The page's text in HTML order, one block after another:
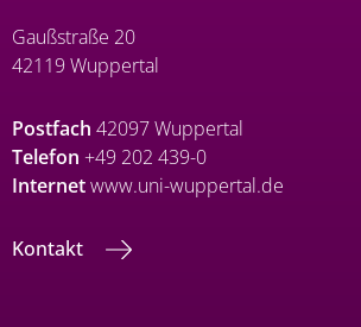
Gaußstraße 20
42119 Wuppertal
Postfach 42097 Wuppertal
Telefon +49 202 439-0
Internetwww.uni-wuppertal.de
Kontakt